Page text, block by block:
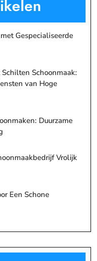
Gespecialiseerde
Schoonmaak:
van Hoge
Duurzame
Vrolijk
Een Schone